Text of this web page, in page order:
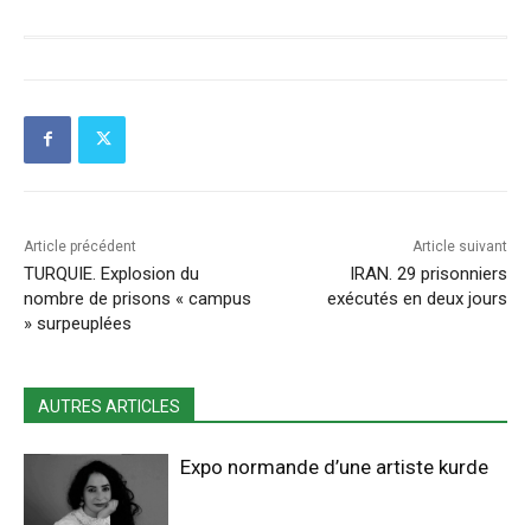
Article précédent
TURQUIE. Explosion du
nombre de prisons « campus
» surpeuplées
Article suivant
IRAN. 29 prisonniers
exécutés en deux jours
AUTRES ARTICLES
Expo normande d’une artiste kurde